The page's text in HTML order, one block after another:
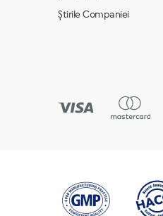
Știrile Companiei